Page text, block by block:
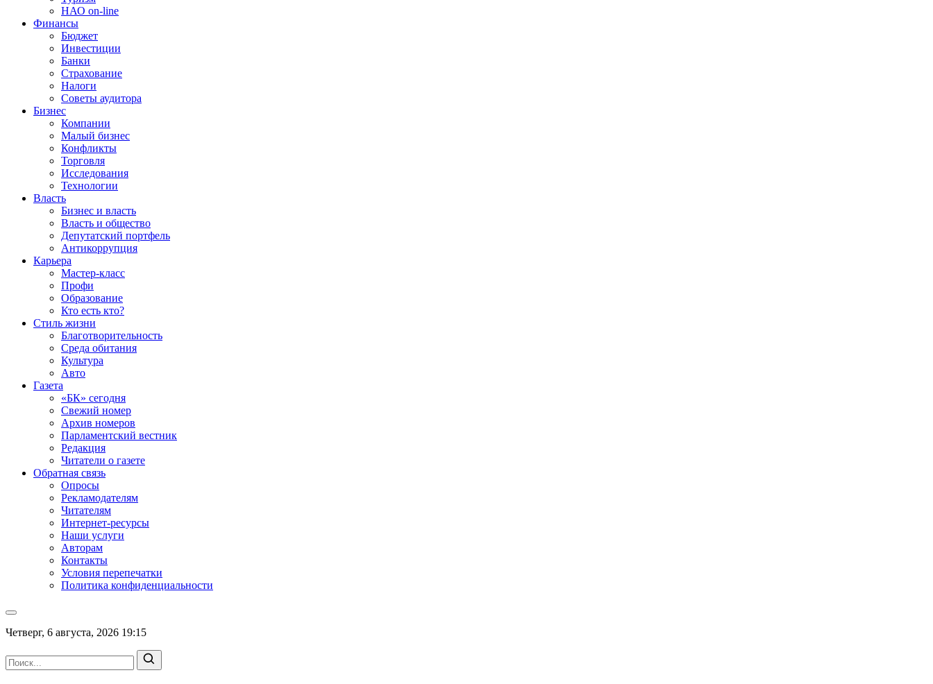
НАО on-line
Финансы
Бюджет
Инвестиции
Банки
Страхование
Налоги
Советы аудитора
Бизнес
Компании
Малый бизнес
Конфликты
Торговля
Исследования
Технологии
Власть
Бизнес и власть
Власть и общество
Депутатский портфель
Антикоррупция
Карьера
Мастер-класс
Профи
Образование
Кто есть кто?
Стиль жизни
Благотворительность
Среда обитания
Культура
Авто
Газета
«БК» сегодня
Свежий номер
Архив номеров
Парламентский вестник
Редакция
Читатели о газете
Обратная связь
Опросы
Рекламодателям
Читателям
Интернет-ресурсы
Наши услуги
Авторам
Контакты
Условия перепечатки
Политика конфиденциальности
Четверг, 6 августа, 2026 19:15